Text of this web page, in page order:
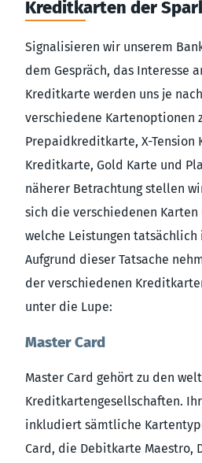
Kreditkarten der
Signalisieren wir unserem
dem Gespräch, das Interesse
Kreditkarte werden uns je
verschiedene Kartenoptionen
Prepaidkreditkarte, X-Tension
Kreditkarte, Gold Karte und
näherer Betrachtung stellen
sich die verschiedenen
welche Leistungen
Aufgrund dieser Tatsache
der verschiedenen
unter die Lupe:
Master Card
Master Card gehört zu den
Kreditkartengesellschaften.
inkludiert sämtliche
Card, die Debitkarte Maestro,